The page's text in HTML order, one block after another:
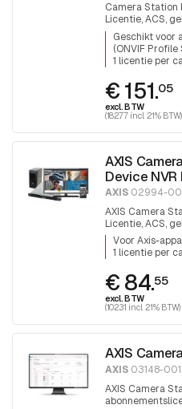
Camera Station
Licentie, ACS,
levenslange
Geschikt voor
(ONVIF Profile
1 licentie per
€ 151.05
excl. BTW
(182.77 incl. 21% BTW)
AXIS
Device NVR
AXIS 02994-
AXIS Camera
Licentie, ACS,
levenslange
Voor Axis-
1 licentie per
€ 84.55
excl. BTW
(102.31 incl. 21% BTW)
AXIS
AXIS 03148-001
AXIS Camera